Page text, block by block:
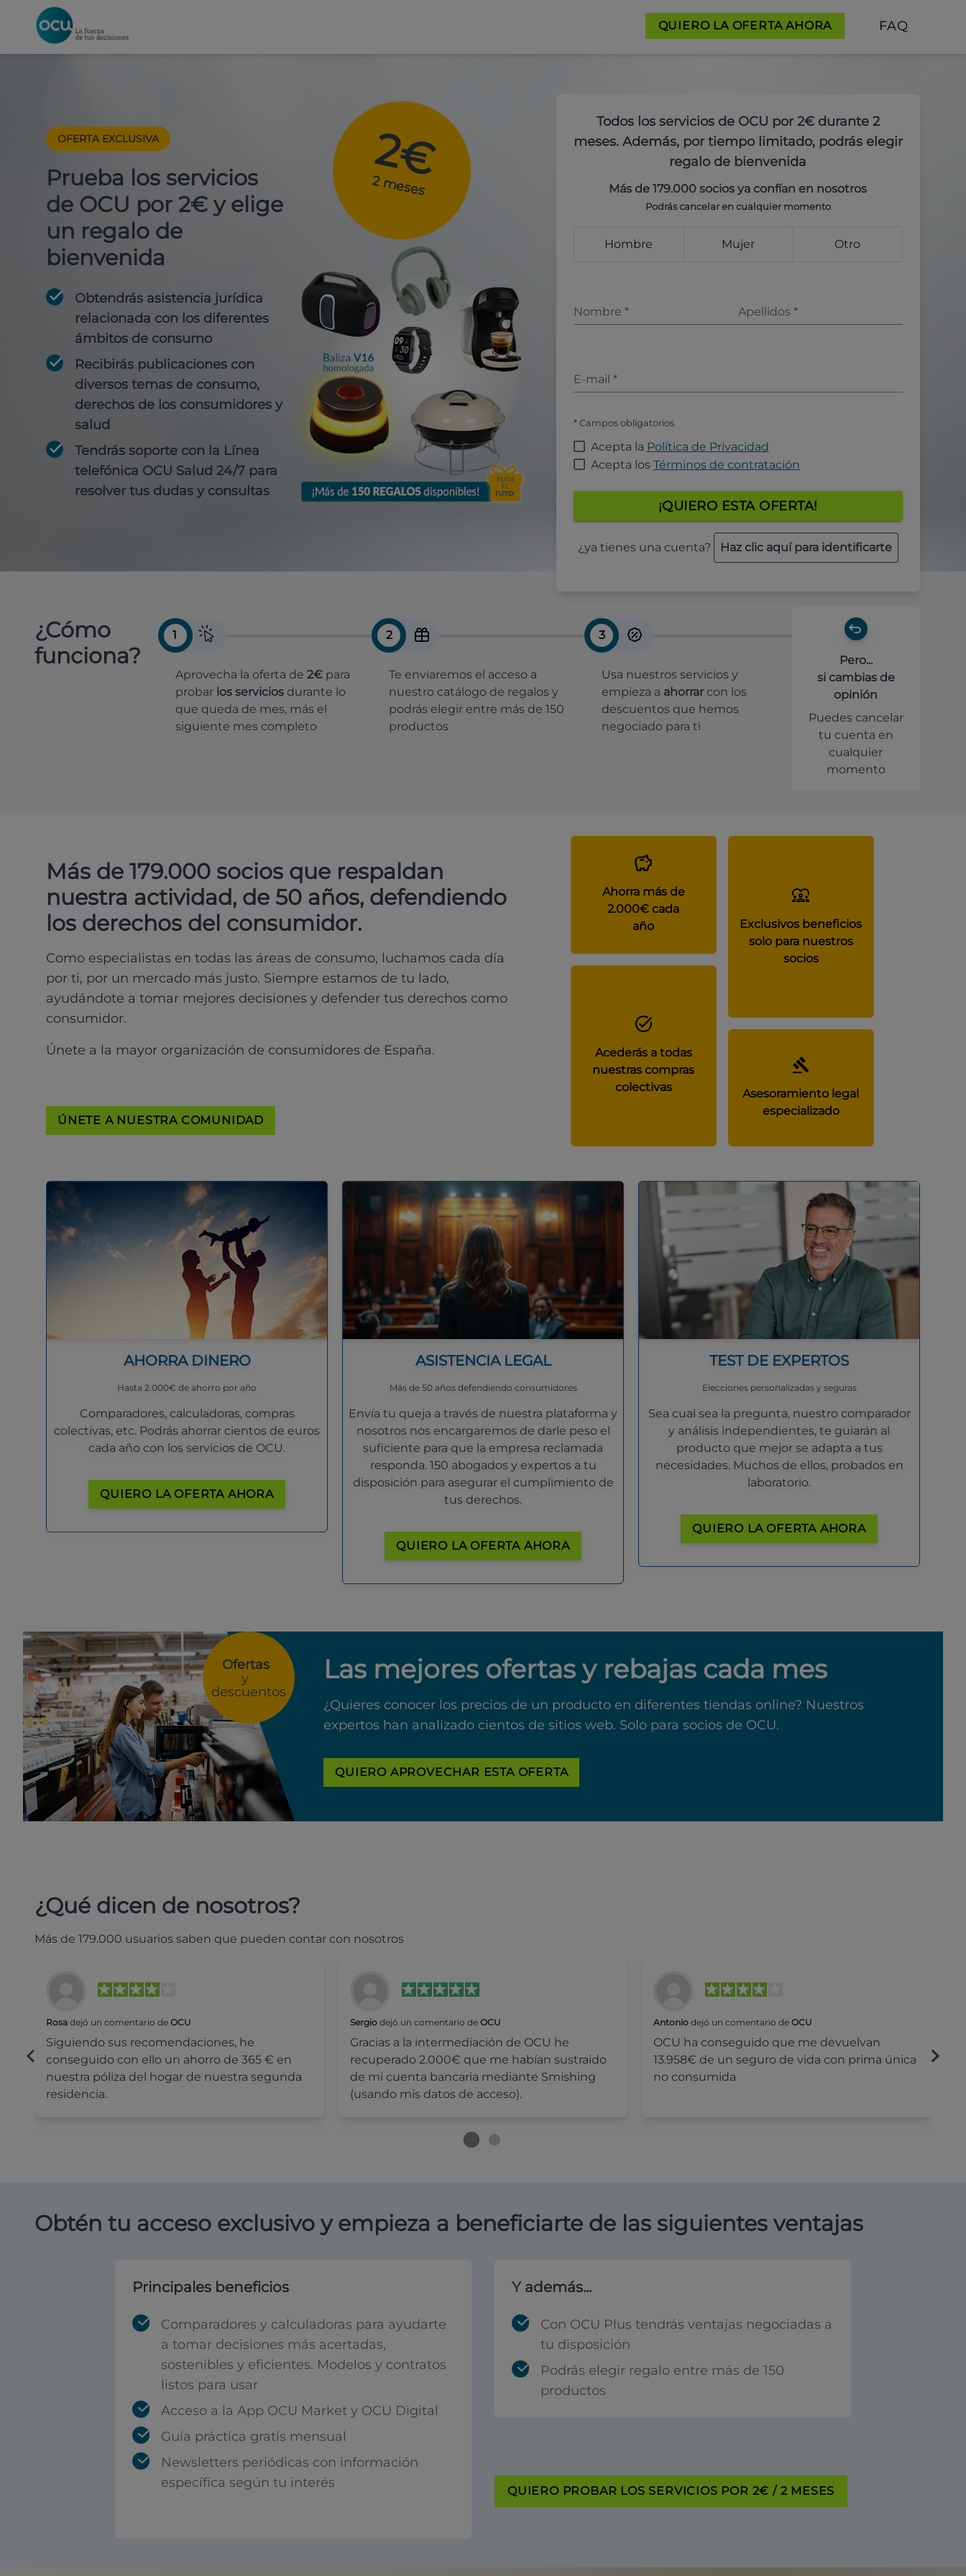
QUIERO LA OFERTA AHORA FAQ
OFERTA EXCLUSIVA
Prueba los servicios
de OCU por 2€ y elige
un regalo de
bienvenida
Obtendrás asistencia jurídica
relacionada con los diferentes
ámbitos de consumo
Recibirás publicaciones con
diversos temas de consumo,
derechos de los consumidores y
salud
Tendrás soporte con la Línea
telefónica OCU Salud 24/7 para
resolver tus dudas y consultas
2€
2 meses
Todos los servicios de OCU por 2€ durante 2
meses. Además, por tiempo limitado, podrás elegir
regalo de bienvenida
Más de 179.000 socios ya confían en nosotros
Podrás cancelar en cualquier momento
Hombre Mujer Otro
Nombre * Apellidos *
E-mail *
* Campos obligatorios
Acepta la Política de Privacidad
Acepta los Términos de contratación
¡QUIERO ESTA OFERTA!
¿ya tienes una cuenta? Haz clic aquí para identificarte
¿Cómo
funciona?
1
Aprovecha la oferta de 2€ para
probar los servicios durante lo
que queda de mes, más el
siguiente mes completo
2
Te enviaremos el acceso a
nuestro catálogo de regalos y
podrás elegir entre más de 150
productos
3
Usa nuestros servicios y
empieza a ahorrar con los
descuentos que hemos
negociado para ti
Pero...
si cambias de
opinión
Puedes cancelar
tu cuenta en
cualquier
momento
Más de 179.000 socios que respaldan
nuestra actividad, de 50 años, defendiendo
los derechos del consumidor.
Como especialistas en todas las áreas de consumo, luchamos cada día
por ti, por un mercado más justo. Siempre estamos de tu lado,
ayudándote a tomar mejores decisiones y defender tus derechos como
consumidor.
Únete a la mayor organización de consumidores de España.
ÚNETE A NUESTRA COMUNIDAD
Ahorra más de
2.000€ cada
año
Exclusivos beneficios
solo para nuestros
socios
Acederás a todas
nuestras compras
colectivas
Asesoramiento legal
especializado
AHORRA DINERO
Hasta 2.000€ de ahorro por año
Comparadores, calculadoras, compras
colectivas, etc. Podrás ahorrar cientos de euros
cada año con los servicios de OCU.
QUIERO LA OFERTA AHORA
ASISTENCIA LEGAL
Más de 50 años defendiendo consumidores
Envía tu queja a través de nuestra plataforma y
nosotros nos encargaremos de darle peso el
suficiente para que la empresa reclamada
responda. 150 abogados y expertos a tu
disposición para asegurar el cumplimiento de
tus derechos.
QUIERO LA OFERTA AHORA
TEST DE EXPERTOS
Elecciones personalizadas y seguras
Sea cual sea la pregunta, nuestro comparador
y análisis independientes, te guiarán al
producto que mejor se adapta a tus
necesidades. Muchos de ellos, probados en
laboratorio.
QUIERO LA OFERTA AHORA
Ofertas
y
descuentos
Las mejores ofertas y rebajas cada mes
¿Quieres conocer los precios de un producto en diferentes tiendas online? Nuestros
expertos han analizado cientos de sitios web. Solo para socios de OCU.
QUIERO APROVECHAR ESTA OFERTA
¿Qué dicen de nosotros?
Más de 179.000 usuarios saben que pueden contar con nosotros
Rosa dejó un comentario de OCU
Siguiendo sus recomendaciones, he
conseguido con ello un ahorro de 365 € en
nuestra póliza del hogar de nuestra segunda
residencia.
Sergiodejó un comentario de OCU
Gracias a la intermediación de OCU he
recuperado 2.000€ que me habían sustraido
de mi cuenta bancaria mediante Smishing
(usando mis datos de acceso).
Antonio dejó un comentario deOCU
OCU ha conseguido que me devuelvan
13.958€ de un seguro de vida con prima única
no consumida
Obtén tu acceso exclusivo y empieza a beneficiarte de las siguientes ventajas
Principales beneficios
Comparadores y calculadoras para ayudarte
a tomar decisiones más acertadas,
sostenibles y eficientes. Modelos y contratos
listos para usar
Acceso a la App OCU Market y OCU Digital
Guía práctica gratis mensual
Newsletters periódicas con información
específica según tu interés
Y además...
Con OCU Plus tendrás ventajas negociadas a
tu disposición
Podrás elegir regalo entre más de 150
productos
QUIERO PROBAR LOS SERVICIOS POR 2€ / 2 MESES